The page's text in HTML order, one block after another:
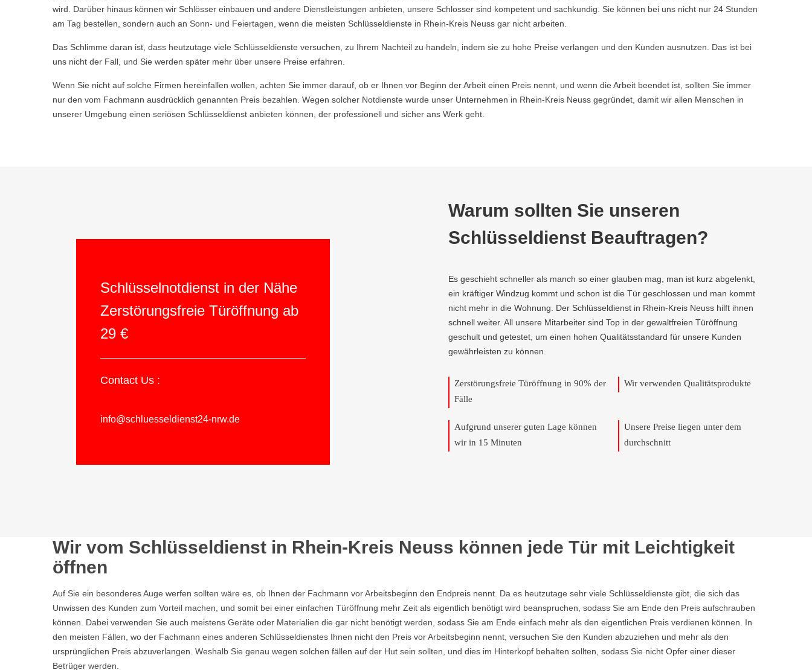
wird. Darüber hinaus können wir Schlösser einbauen und andere Dienstleistungen anbieten, unsere Schlosser sind kompetent und sachkundig. Sie können bei uns nicht nur 24 Stunden
am Tag bestellen, sondern auch an Sonn- und Feiertagen, wenn die meisten Schlüsseldienste in Rhein-Kreis Neuss gar nicht arbeiten.
Das Schlimme daran ist, dass heutzutage viele Schlüsseldienste versuchen, zu Ihrem Nachteil zu handeln, indem sie zu hohe Preise verlangen und den Kunden ausnutzen. Das ist bei
uns nicht der Fall, und Sie werden später mehr über unsere Preise erfahren.
Wenn Sie nicht auf solche Firmen hereinfallen wollen, achten Sie immer darauf, ob er Ihnen vor Beginn der Arbeit einen Preis nennt, und wenn die Arbeit beendet ist, sollten Sie immer
nur den vom Fachmann ausdrücklich genannten Preis bezahlen. Wegen solcher Notdienste wurde unser Unternehmen in Rhein-Kreis Neuss gegründet, damit wir allen Menschen in
unserer Umgebung einen seriösen Schlüsseldienst anbieten können, der professionell und sicher ans Werk geht.
Schlüsselnotdienst in der Nähe
Zerstörungsfreie Türöffnung ab
29 €
Contact Us :
info@schluesseldienst24-nrw.de
Warum sollten Sie unseren
Schlüsseldienst Beauftragen?
Es geschieht schneller als manch so einer glauben mag, man ist kurz abgelenkt,
ein kräftiger Windzug kommt und schon ist die Tür geschlossen und man kommt
nicht mehr in die Wohnung. Der Schlüsseldienst in Rhein-Kreis Neuss hilft ihnen
schnell weiter. All unsere Mitarbeiter sind Top in der gewaltfreien Türöffnung
geschult und getestet, um einen hohen Qualitätsstandard für unsere Kunden
gewährleisten zu können.
Zerstörungsfreie Türöffnung in 90% der
Fälle
Wir verwenden Qualitätsprodukte
Aufgrund unserer guten Lage können
wir in 15 Minuten
Unsere Preise liegen unter dem
durchschnitt
Wir vom Schlüsseldienst in Rhein-Kreis Neuss können jede Tür mit Leichtigkeit
öffnen
Auf Sie ein besonderes Auge werfen sollten wäre es, ob Ihnen der Fachmann vor Arbeitsbeginn den Endpreis nennt. Da es heutzutage sehr viele Schlüsseldienste gibt, die sich das
Unwissen des Kunden zum Vorteil machen, und somit bei einer einfachen Türöffnung mehr Zeit als eigentlich benötigt wird beanspruchen, sodass Sie am Ende den Preis aufschrauben
können. Dabei verwenden Sie auch meistens Geräte oder Materialien die gar nicht benötigt werden, sodass Sie am Ende einfach mehr als den eigentlichen Preis verdienen können. In
den meisten Fällen, wo der Fachmann eines anderen Schlüsseldienstes Ihnen nicht den Preis vor Arbeitsbeginn nennt, versuchen Sie den Kunden abzuziehen und mehr als den
ursprünglichen Preis abzuverlangen. Weshalb Sie genau wegen solchen fällen auf der Hut sein sollten, und dies im Hinterkopf behalten sollten, sodass Sie nicht Opfer einer dieser
Betrüger werden.